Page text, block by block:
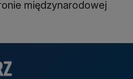
międzynarodowej